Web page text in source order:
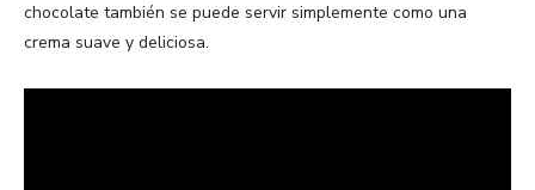
chocolate también se puede servir simplemente como una
crema suave y deliciosa.